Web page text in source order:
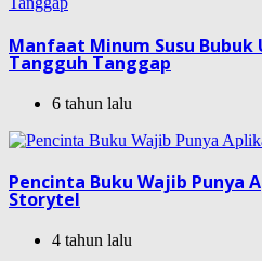
Manfaat Minum Susu
Tangguh Tanggap
6 tahun lalu
Pencinta Buku Wajib Punya
Storytel
4 tahun lalu